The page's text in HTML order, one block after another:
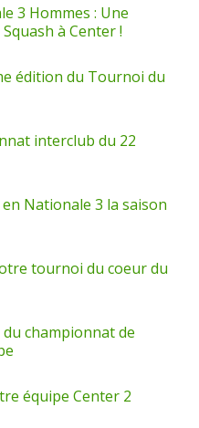
3 Hommes : Une
à Center !
édition du Tournoi du
interclub du 22
Nationale 3 la saison
tournoi du coeur du
championnat de
équipe Center 2